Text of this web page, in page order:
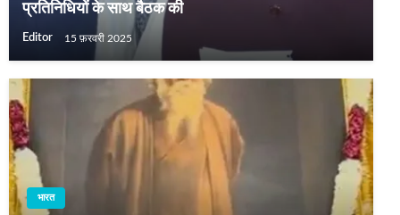
प्रतिनिधियों के साथ बैठक की
Editor 15 फ़रवरी 2025
भारत